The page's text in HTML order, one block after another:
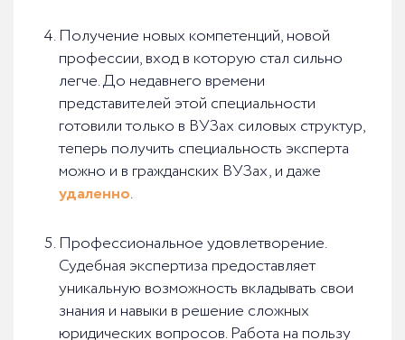
Получение новых компетенций, новой
профессии, вход в которую стал сильно
легче. До недавнего времени
представителей этой специальности
готовили только в ВУЗах силовых структур,
теперь получить специальность эксперта
можно и в гражданских ВУЗах, и даже
удаленно.
Профессиональное удовлетворение.
Судебная экспертиза предоставляет
уникальную возможность вкладывать свои
знания и навыки в решение сложных
юридических вопросов. Работа на пользу